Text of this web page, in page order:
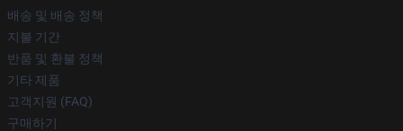
배송 및 배송 정책
지불 기간
반품 및 환불 정책
기타 제품
고객지원 (FAQ)
구매하기